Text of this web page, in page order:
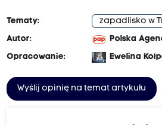
Tematy:
zapadlisko w
Autor:
Polska
Opracowanie:
Ewelina
Wyślij opinię na temat artykułu